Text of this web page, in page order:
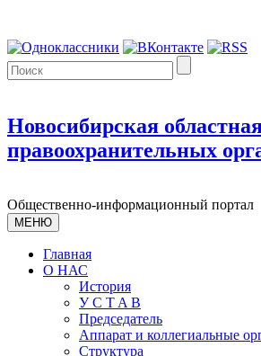
Новосибирская
правоохранительных
Общественно-информационный портал
МЕНЮ
Главная
О НАС
История
У С T A B
Председатель
Аппарат и коллегиальные
Структура